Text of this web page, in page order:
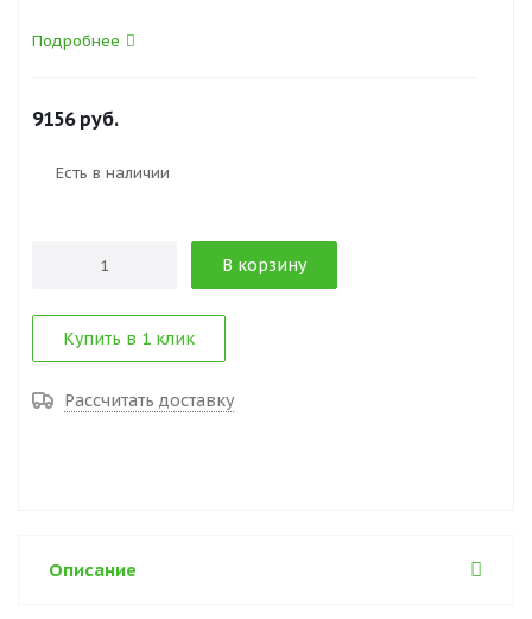
Подробнее
9156руб.
Есть в наличии
В корзину
Купить в 1 клик
Рассчитать доставку
Описание